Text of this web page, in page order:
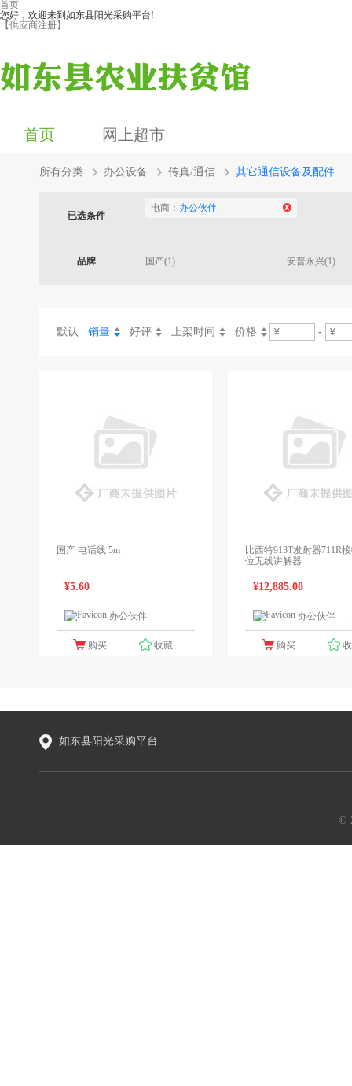
首页
您好，欢迎来到如东县阳光采购平台!
【供应商注册】
首页 网上超市
所有分类 办公设备 传真/通信 其它通信设备及配件
已选条件
电商： 办公伙伴
品牌 国产(1) 安普永兴(1)
默认 销量 好评 上架时间 价格 -
国产 电话线 5m
¥5.60
办公伙伴
购买 收藏
比西特913T发射器711R
位无线讲解器
¥12,885.00
办公伙伴
购买
如东县阳光采购平台
©